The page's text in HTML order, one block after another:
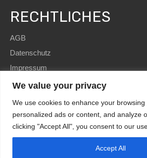
We value your privacy
We use cookies to enhance your
personalized ads or content, and analyze
clicking "Accept All", you consent to our
Accept All
RECHTLICHES
AGB
Datenschutz
Impressum
SEOand Website byimmoWebdesign|